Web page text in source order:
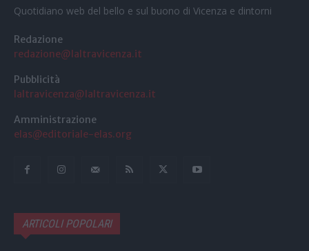
Quotidiano web del bello e sul buono di Vicenza e dintorni
Redazione
redazione@laltravicenza.it
Pubblicità
laltravicenza@laltravicenza.it
Amministrazione
elas@editoriale-elas.org
ARTICOLI POPOLARI